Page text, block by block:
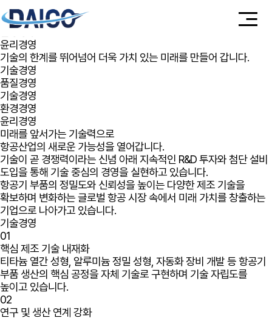
품질경영
기술경영
환경경영
윤리경영
기술의 한계를 뛰어넘어 더욱 가치 있는 미래를 만들어 갑니다.
기술경영
품질경영
기술경영
환경경영
윤리경영
미래를 앞서가는 기술력으로
항공산업의 새로운 가능성을 열어갑니다.
기술이 곧 경쟁력이라는 신념 아래 지속적인 R&D 투자와 첨단 설비
도입을 통해 기술 중심의 경영을 실현하고 있습니다.
항공기 부품의 정밀도와 신뢰성을 높이는 다양한 제조 기술을
확보하며 변화하는 글로벌 항공 시장 속에서 미래 가치를 창출하는
기업으로 나아가고 있습니다.
기술경영
01
핵심 제조 기술 내재화
티타늄 열간 성형, 알루미늄 정밀 성형, 자동화 장비 개발 등 항공기
부품 생산의 핵심 공정을 자체 기술로 구현하며 기술 자립도를
높이고 있습니다.
02
연구 및 생산 연계 강화